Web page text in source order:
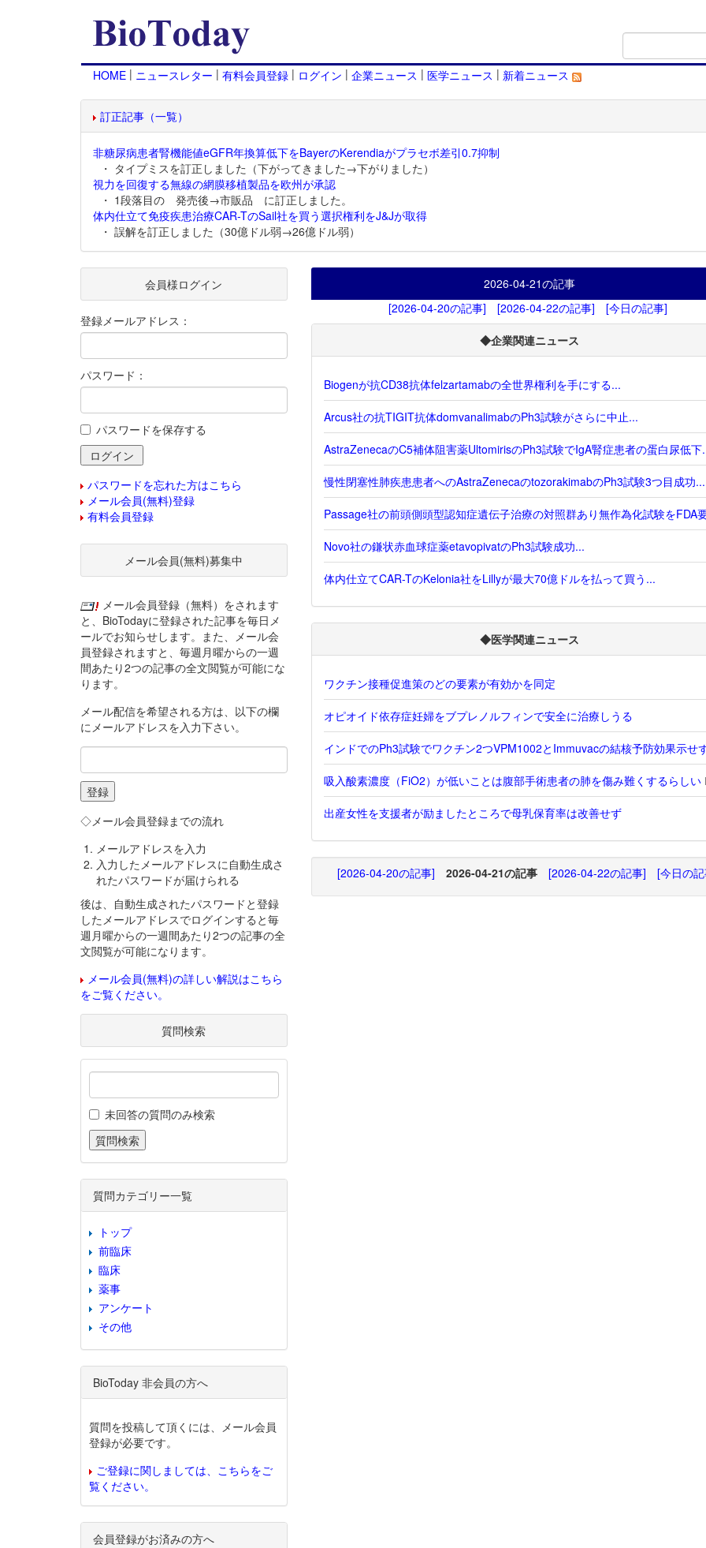
HOME | ニュースレター | 有料会員登録 | ログイン | 企業ニュース | 医学ニュース | 新着ニュース
訂正記事（一覧）
非糖尿病患者腎機能値eGFR年換算低下をBayerのKerendiaがプラセボ差引0.7抑制
・ タイプミスを訂正しました（下がってきました→下がりました）
視力を回復する無線の網膜移植製品を欧州が承認
・ 1段落目の 発売後→市販品 に訂正しました。
体内仕立て免疫疾患治療CAR-TのSail社を買う選択権利をJ&Jが取得
・ 誤解を訂正しました（30億ドル弱→26億ドル弱）
2026-04-21の記事
[2026-04-20の記事]
[2026-04-22の記事] [今日の記事]
◆企業関連ニュース
Biogenが抗CD38抗体felzartamabの全世界権利を手にする...
Arcus社の抗TIGIT抗体domvanalimabのPh3試験がさらに中止...
AstraZenecaのC5補体阻害薬UltomirisのPh3試験でIgA腎症患者の蛋白尿低下
慢性閉塞性肺疾患患者へのAstraZenecaのtozorakimabのPh3試験3つ目成功...
Passage社の前頭側頭型認知症遺伝子治療の対照群あり無作為化試験をFDA
Novo社の鎌状赤血球症薬etavopivatのPh3試験成功...
体内仕立てCAR-TのKelonia社をLillyが最大70億ドルを払って買う...
◆医学関連ニュース
ワクチン接種促進策のどの要素が有効かを同定
オピオイド依存症妊婦をブプレノルフィンで安全に治療しうる
インドでのPh3試験でワクチン2つVPM1002とImmuvacの結核予防効果示せ
吸入酸素濃度（FiO2）が低いことは腹部手術患者の肺を傷み難くするらしい
出産女性を支援者が励ましたところで母乳保育率は改善せず
[2026-04-20の記事] 2026-04-21の記事 [2026-04-22の記事] [今日の
会員様ログイン
登録メールアドレス：
パスワード：
パスワードを保存する
パスワードを忘れた方はこちら
メール会員(無料)登録
有料会員登録
メール会員(無料)募集中
メール会員登録（無料）をされます
と、BioTodayに登録された記事を毎日メ
ールでお知らせします。また、メール会
員登録されますと、毎週月曜からの一週
間あたり2つの記事の全文閲覧が可能にな
ります。
メール配信を希望される方は、以下の欄
にメールアドレスを入力下さい。
◇メール会員登録までの流れ
メールアドレスを入力
入力したメールアドレスに自動生成さ
れたパスワードが届けられる
後は、自動生成されたパスワードと登録
したメールアドレスでログインすると毎
週月曜からの一週間あたり2つの記事の全
文閲覧が可能になります。
メール会員(無料)の詳しい解説はこちら
をご覧ください。
質問検索
未回答の質問のみ検索
質問カテゴリー一覧
トップ
前臨床
臨床
薬事
アンケート
その他
BioToday 非会員の方へ
質問を投稿して頂くには、メール会員
登録が必要です。
ご登録に関しましては、こちらをご
覧ください。
会員登録がお済みの方へ